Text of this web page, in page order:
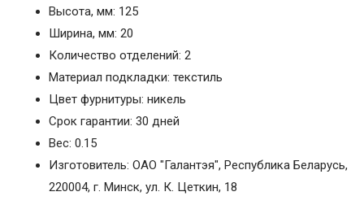
Высота, мм: 125
Ширина, мм: 20
Количество отделений: 2
Материал подкладки: текстиль
Цвет фурнитуры: никель
Срок гарантии: 30 дней
Вес: 0.15
Изготовитель: ОАО "Галантэя", Республика Беларусь,
220004, г. Минск, ул. К. Цеткин, 18